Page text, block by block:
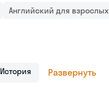
Английский для взрослых
История Развернуть